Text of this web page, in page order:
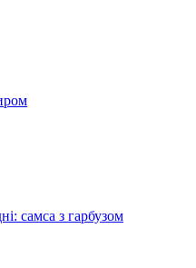
самса з гарбузом